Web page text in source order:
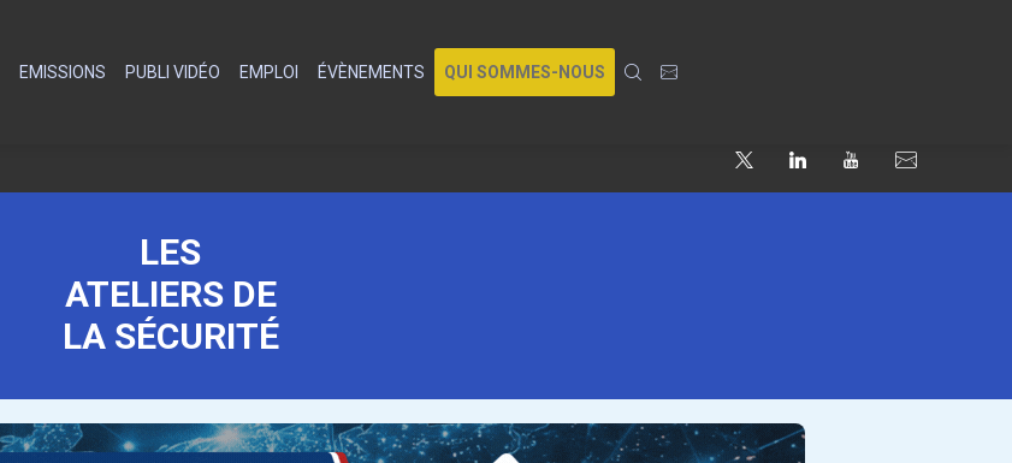
EMISSIONS PUBLI VIDÉO EMPLOI ÉVÈNEMENTS QUI SOMMES-NOUS
LES
ATELIERS DE
LA SÉCURITÉ